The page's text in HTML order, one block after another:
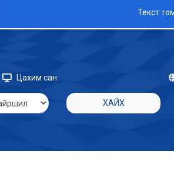
Текст
Цахим сан
ХАЙХ